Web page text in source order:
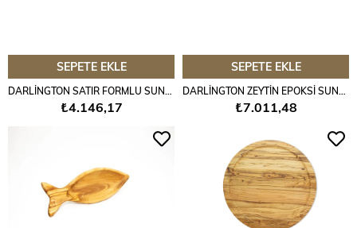
SEPETE EKLE
₺4.146,17
SEPETE EKLE
₺7.011,48